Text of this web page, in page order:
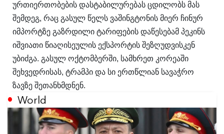
ურთიერთობების დასტაბილურებას ცდილობს მას
შემდეგ, რაც გასულ წელს ვაშინგტონის მიერ ჩინურ
იმპორტზე გაზრდილი ტარიფების დაწესებამ პეკინს
იშვიათი წიაღისეულის ექსპორტის შეზღუდვისკენ
უბიძგა. გასულ ოქტომბერში, სამხრეთ კორეაში
შეხვედრისას, ტრამპი და სი ერთწლიან სავაჭრო
ზავზე შეთანხმდნენ.
World